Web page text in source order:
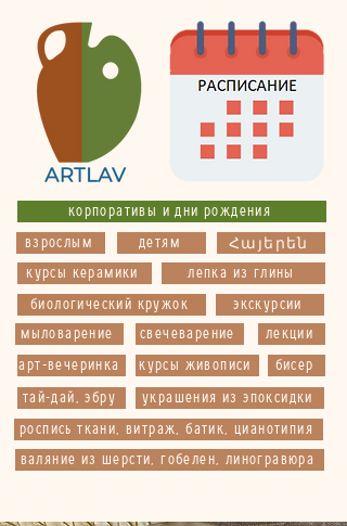
корпоративы и дни рождения
детям
взрослым Հայերեն
украшения из эпоксидки
мыловарение свечеварение
арт-вечеринка бисер
тай-дай, эбру
экскурсии
лепка из глины
роспись ткани, витраж, батик, цианотипия
курсы живописи
лекции
биологический кружок
курсы керамики
валяние из шерсти, гобелен, линогравюра